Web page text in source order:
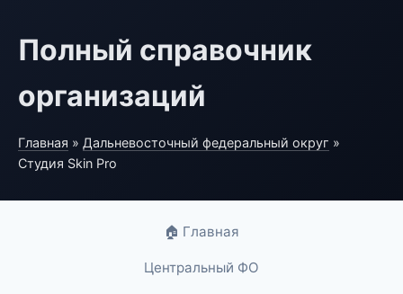
Полный справочник
организаций
Главная » Дальневосточный федеральный округ »
Студия Skin Pro
🏠 Главная
Центральный ФО